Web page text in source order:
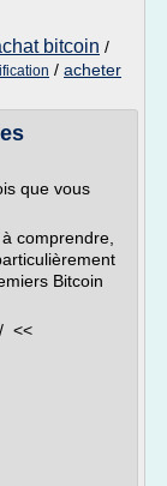
bitcoin /
/ acheter
que vous
comprendre,
Bitcoin
<<